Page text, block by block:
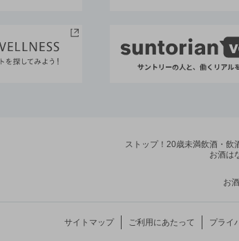
ストップ！20歳未満飲酒・飲
お酒は
お
サイトマップ ご利用にあたって プライ